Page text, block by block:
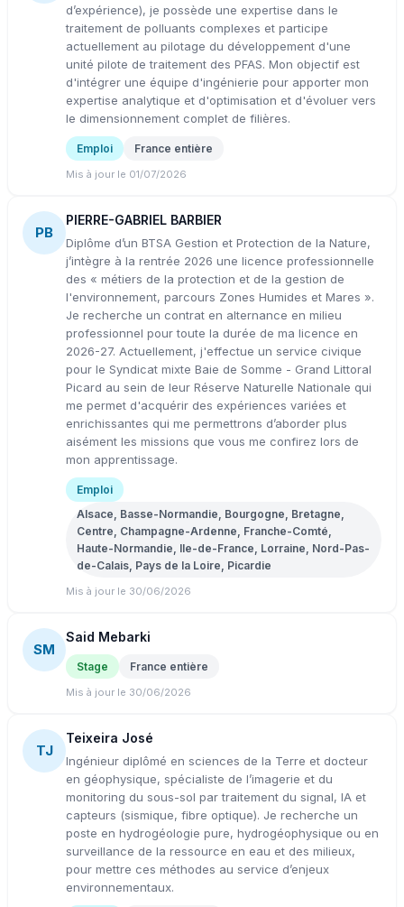
d’expérience), je possède une expertise dans le
traitement de polluants complexes et participe
actuellement au pilotage du développement d'une
unité pilote de traitement des PFAS. Mon objectif est
d'intégrer une équipe d'ingénierie pour apporter mon
expertise analytique et d'optimisation et d'évoluer vers
le dimensionnement complet de filières.
Emploi France entière
Mis à jour le 01/07/2026
PB
PIERRE-GABRIEL BARBIER
Diplôme d’un BTSA Gestion et Protection de la Nature,
j’intègre à la rentrée 2026 une licence professionnelle
des « métiers de la protection et de la gestion de
l'environnement, parcours Zones Humides et Mares ».
Je recherche un contrat en alternance en milieu
professionnel pour toute la durée de ma licence en
2026-27. Actuellement, j'effectue un service civique
pour le Syndicat mixte Baie de Somme - Grand Littoral
Picard au sein de leur Réserve Naturelle Nationale qui
me permet d'acquérir des expériences variées et
enrichissantes qui me permettrons d’aborder plus
aisément les missions que vous me confirez lors de
mon apprentissage.
Emploi
Alsace, Basse-Normandie, Bourgogne, Bretagne,
Centre, Champagne-Ardenne, Franche-Comté,
Haute-Normandie, Ile-de-France, Lorraine, Nord-Pas-
de-Calais, Pays de la Loire, Picardie
Mis à jour le 30/06/2026
SM
Said Mebarki
Stage France entière
Mis à jour le 30/06/2026
TJ
Teixeira José
Ingénieur diplômé en sciences de la Terre et docteur
en géophysique, spécialiste de l’imagerie et du
monitoring du sous-sol par traitement du signal, IA et
capteurs (sismique, fibre optique). Je recherche un
poste en hydrogéologie pure, hydrogéophysique ou en
surveillance de la ressource en eau et des milieux,
pour mettre ces méthodes au service d’enjeux
environnementaux.